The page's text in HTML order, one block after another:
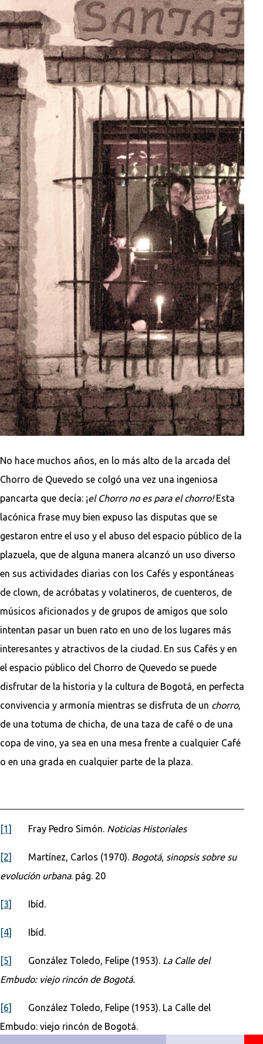
No hace muchos años, en lo más alto de la arcada del
Chorro de Quevedo se colgó una vez una ingeniosa
pancarta que decía: ¡el Chorro no es para el chorro!Esta
lacónica frase muy bien expuso las disputas que se
gestaron entre el uso y el abuso del espacio público de la
plazuela, que de alguna manera alcanzó un uso diverso
en sus actividades diarias con los Cafés y espontáneas
de clown, de acróbatas y volatineros, de cuenteros, de
músicos aficionados y de grupos de amigos que solo
intentan pasar un buen rato en uno de los lugares más
interesantes y atractivos de la ciudad. En sus Cafés y en
el espacio público del Chorro de Quevedo se puede
disfrutar de la historia y la cultura de Bogotá, en perfecta
convivencia y armonía mientras se disfruta de un chorro,
de una totuma de chicha, de una taza de café o de una
copa de vino, ya sea en una mesa frente a cualquier Café
o en una grada en cualquier parte de la plaza.
[1] Fray Pedro Simón. Noticias Historiales
[2] Martínez, Carlos (1970). Bogotá, sinopsis sobre su
evolución urbana. pág. 20
[3] Ibíd.
[4] Ibíd.
[5] González Toledo, Felipe (1953). La Calle del
Embudo: viejo rincón de Bogotá.
[6]
González Toledo, Felipe (1953). La Calle del
Embudo: viejo rincón de Bogotá.